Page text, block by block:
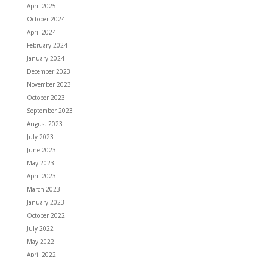
April 2025
October 2024
April 2024
February 2024
January 2024
December 2023
November 2023
October 2023
September 2023
August 2023
July 2023
June 2023
May 2023
April 2023
March 2023
January 2023
October 2022
July 2022
May 2022
April 2022